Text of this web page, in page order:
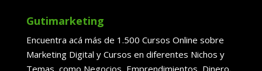
Gutimarketing
Encuentra acá más de 1.500 Cursos Online sobre
Marketing Digital y Cursos en diferentes Nichos y
Temas, como Negocios, Emprendimientos, Dinero,